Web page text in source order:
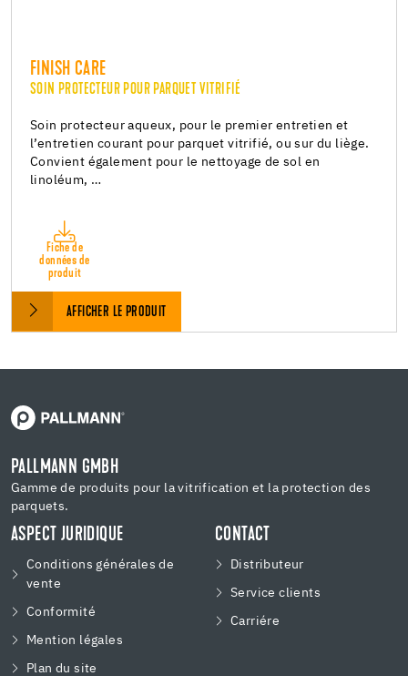
FINISH CARE
SOIN PROTECTEUR POUR PARQUET VITRIFIÉ
Soin protecteur aqueux, pour le premier entretien et
l’entretien courant pour parquet vitrifié, ou sur du liège.
Convient également pour le nettoyage de sol en
linoléum, …
Fiche de
données de
produit
AFFICHER LE PRODUIT
PALLMANN GMBH
Gamme de produits pour la vitrification et la protection des
parquets.
ASPECT JURIDIQUE
Conditions générales de
vente
Conformité
Mention légales
Plan du site
CONTACT
Distributeur
Service clients
Carriére